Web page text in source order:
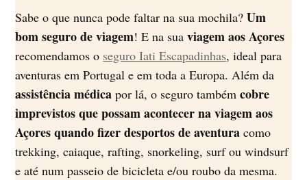
Sabe o que nunca pode faltar na sua mochila?Um
bom seguro de viagem! E na suaviagem aos Açores
recomendamos o seguro Iati Escapadinhas, ideal para
aventuras em Portugal e em toda a Europa. Além da
assistência médica por lá, o seguro tambémcobre
imprevistos que possam acontecer na viagem aos
Açores quando fizer desportos de aventura como
trekking, caiaque, rafting, snorkeling, surf ou windsurf
e até num passeio de bicicleta e/ou roubo da mesma.